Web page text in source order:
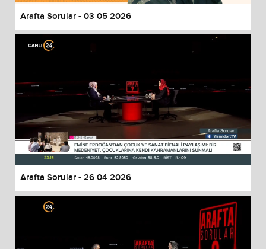
Arafta Sorular - 03 05 2026
Arafta Sorular - 26 04 2026